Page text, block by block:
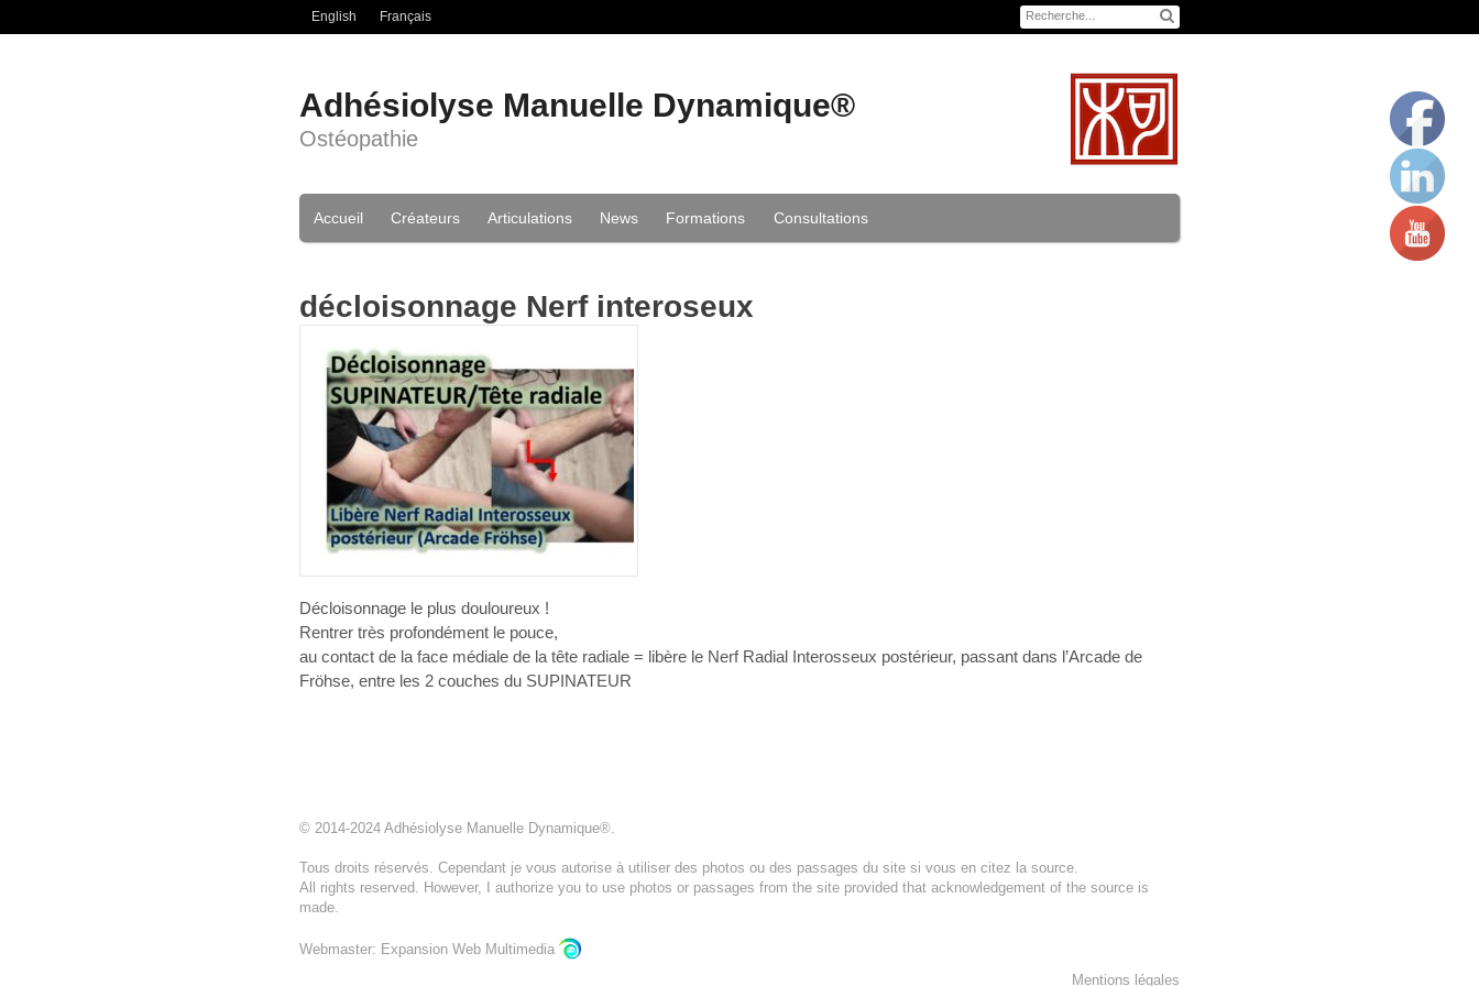
English Français
Adhésiolyse Manuelle Dynamique®
Ostéopathie
Accueil Créateurs Articulations News Formations Consultations
décloisonnage Nerf interoseux
Décloisonnage le plus douloureux !
Rentrer très profondément le pouce,
au contact de la face médiale de la tête radiale = libère le Nerf Radial Interosseux postérieur, passant dans l’Arcade de
Fröhse, entre les 2 couches du SUPINATEUR
© 2014-2024 Adhésiolyse Manuelle Dynamique®.
Tous droits réservés. Cependant je vous autorise à utiliser des photos ou des passages du site si vous en citez la source.
All rights reserved. However, I authorize you to use photos or passages from the site provided that acknowledgement of the source is
made.
Webmaster: Expansion Web Multimedia
Mentions légales